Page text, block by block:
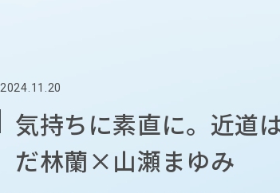
2024.11.20
気持ちに素直に。近道
だ林蘭×山瀬まゆみ